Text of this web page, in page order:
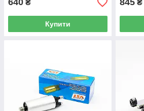
640 ₴
Купити
845 ₴